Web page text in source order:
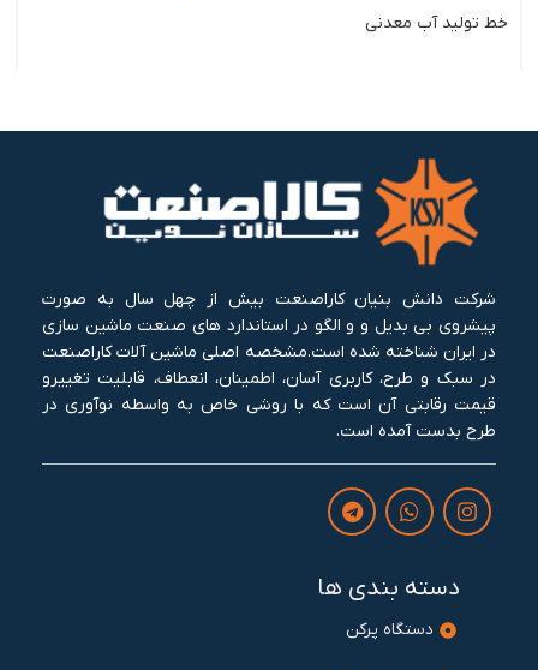
خط تولید آب معدنی
شرکت دانش بنیان کاراصنعت بیش از چهل سال به صورت
پیشروی بی بدیل و و الگو در استاندارد های صنعت ماشین سازی
در ایران شناخته شده است.مشخصه اصلی ماشین آلات کاراصنعت
در سبک و طرح، کاربری آسان، اطمینان، انعطاف، قابلیت تغییرو
قیمت رقابتی آن است که با روشی خاص به واسطه نوآوری در
طرح بدست آمده است.
دسته بندی ها
دستگاه پرکن